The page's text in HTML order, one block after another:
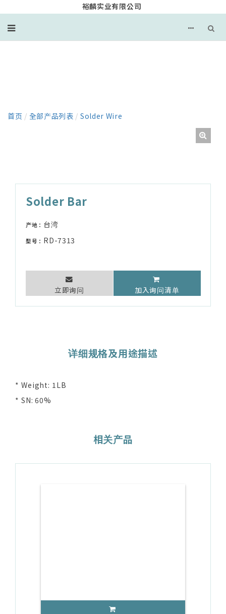
裕麟实业有限公司
首页 / 全部产品列表 / Solder Wire
Solder Bar
产地： 台湾
型号： RD-7313
立即询问 加入询问清单
详细规格及用途描述
* Weight: 1LB
* SN: 60%
相关产品